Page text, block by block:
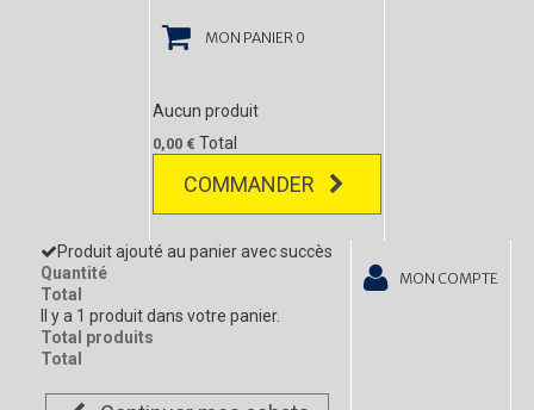
MON PANIER 0
Aucun produit
0,00 € Total
COMMANDER
Produit ajouté au panier avec succès
Quantité
Total
Il y a 1 produit dans votre panier.
Total produits
Total
MON COMPTE